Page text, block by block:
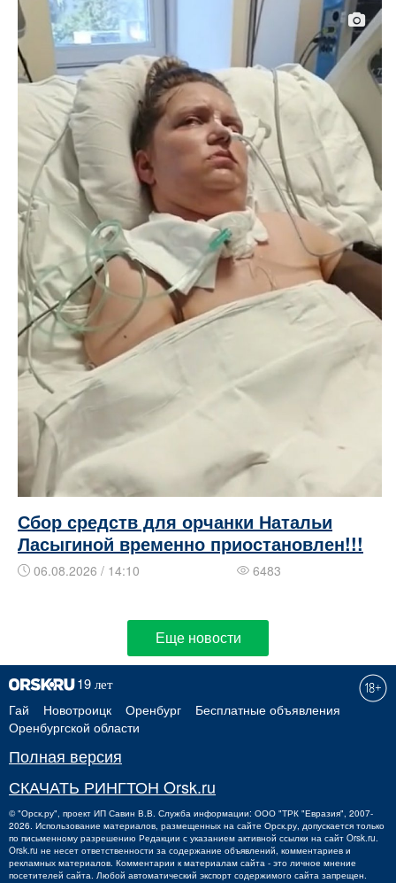
Сбор средств для орчанки Натальи
Ласыгиной временно приостановлен!!!
06.08.2026 / 14:10 6483
Еще новости
Гай Новотроицк Оренбург
Бесплатные объявления
Оренбургской области
Полная версия
СКАЧАТЬ РИНГТОН Orsk.ru
©"Орск.ру" , проект ИП Савин В.В. Служба информации: ООО "ТРК "Евразия", 2007-
2026. Использование материалов, размещенных на сайте Орск.ру, допускается только
по письменному разрешению Редакции с указанием активной ссылки на сайт Orsk.ru.
Orsk.ru не несет ответственности за содержание объявлений, комментариев и
рекламных материалов. Комментарии к материалам сайта - это личное мнение
посетителей сайта. Любой автоматический экспорт содержимого сайта запрещен.